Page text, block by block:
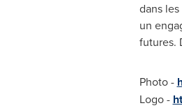
dans
un
futures.
Photo -
Logo -